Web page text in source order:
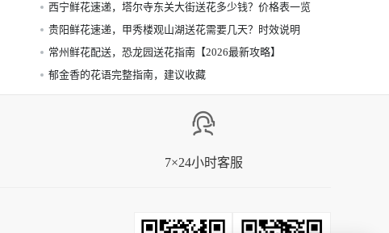
西宁鲜花速递，塔尔寺东关大街送花多少钱？价格表一览
贵阳鲜花速递，甲秀楼观山湖送花需要几天？时效说明
常州鲜花配送，恐龙园送花指南【2026最新攻略】
郁金香的花语完整指南，建议收藏
7×24小时客服